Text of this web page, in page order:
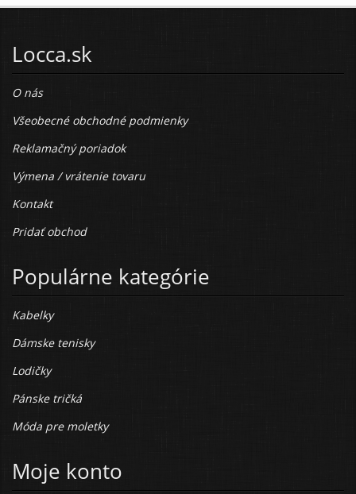
Locca.sk
O nás
Všeobecné obchodné podmienky
Reklamačný poriadok
Výmena / vrátenie tovaru
Kontakt
Pridať obchod
Populárne kategórie
Kabelky
Dámske tenisky
Lodičky
Pánske tričká
Móda pre moletky
Moje konto